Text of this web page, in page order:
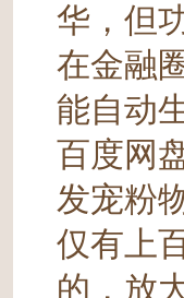
华，但
在金融
能自动
百度网
发宠粉
仅有上
的，放